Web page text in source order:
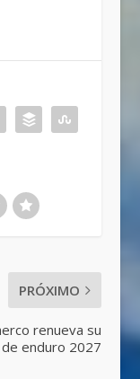
PRÓXIMO
renueva su
enduro 2027